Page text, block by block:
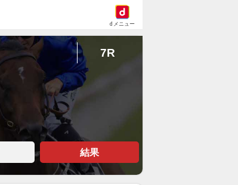
dメニュー
7R
結果